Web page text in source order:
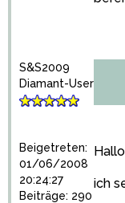
S&S2009
Diamant-User
Beigetreten:
01/06/2008
20:24:27
Beiträge: 290
ich